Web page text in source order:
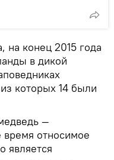
на конец 2015 года
в дикой
которых 14 были
—
относимое
является